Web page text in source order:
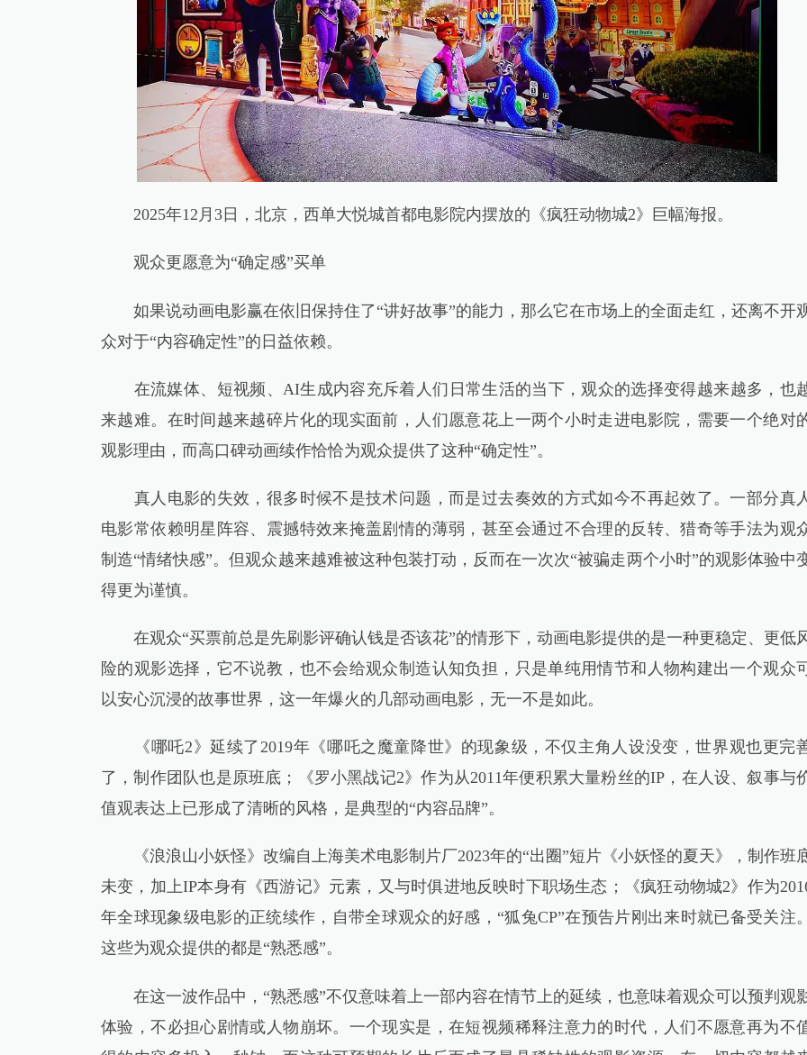
2025年12月3日，北京，西单大悦城首都电影院内摆放的《疯狂动物城2》巨幅海报。
观众更愿意为“确定感”买单
如果说动画电影赢在依旧保持住了“讲好故事”的能力，那么它在市场上的全面走红，还离不开
众对于“内容确定性”的日益依赖。
在流媒体、短视频、AI生成内容充斥着人们日常生活的当下，观众的选择变得越来越多，也
来越难。在时间越来越碎片化的现实面前，人们愿意花上一两个小时走进电影院，需要一个绝对
观影理由，而高口碑动画续作恰恰为观众提供了这种“确定性”。
真人电影的失效，很多时候不是技术问题，而是过去奏效的方式如今不再起效了。一部分真
电影常依赖明星阵容、震撼特效来掩盖剧情的薄弱，甚至会通过不合理的反转、猎奇等手法为观
制造“情绪快感”。但观众越来越难被这种包装打动，反而在一次次“被骗走两个小时”的观影体验中
得更为谨慎。
在观众“买票前总是先刷影评确认钱是否该花”的情形下，动画电影提供的是一种更稳定、更低
险的观影选择，它不说教，也不会给观众制造认知负担，只是单纯用情节和人物构建出一个观众
以安心沉浸的故事世界，这一年爆火的几部动画电影，无一不是如此。
《哪吒2》延续了2019年《哪吒之魔童降世》的现象级，不仅主角人设没变，世界观也更完
了，制作团队也是原班底；《罗小黑战记2》作为从2011年便积累大量粉丝的IP，在人设、叙事与
值观表达上已形成了清晰的风格，是典型的“内容品牌”。
《浪浪山小妖怪》改编自上海美术电影制片厂2023年的“出圈”短片《小妖怪的夏天》，制作班
未变，加上IP本身有《西游记》元素，又与时俱进地反映时下职场生态；《疯狂动物城2》作为
年全球现象级电影的正统续作，自带全球观众的好感，“狐兔CP”在预告片刚出来时就已备受关注
这些为观众提供的都是“熟悉感”。
在这一波作品中，“熟悉感”不仅意味着上一部内容在情节上的延续，也意味着观众可以预判观
体验，不必担心剧情或人物崩坏。一个现实是，在短视频稀释注意力的时代，人们不愿意再为不